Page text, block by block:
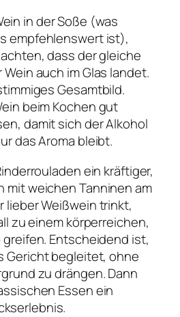
in der Soße (was
empfehlenswert ist),
dass der gleiche
auch im Glas landet.
Gesamtbild.
beim Kochen gut
damit sich der Alkohol
das Aroma bleibt.
ein kräftiger,
mit weichen Tanninen am
lieber Weißwein trinkt,
zu einem körperreichen,
Entscheidend ist,
Gericht begleitet, ohne
zu drängen. Dann
Essen ein